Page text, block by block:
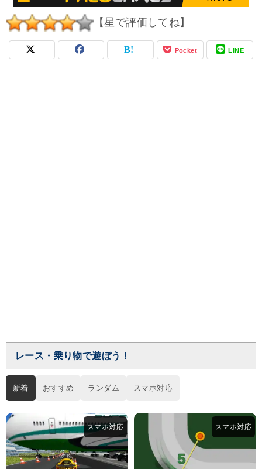
【星で評価してね】
Pocket LINE
レース・乗り物で遊ぼう！
新着 おすすめ ランダム スマホ対応